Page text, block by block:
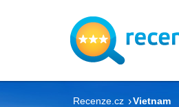
Recenze.cz Vietnam